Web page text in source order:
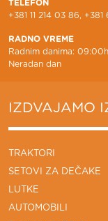
TELEFON
+381 11 214 03 86,
RADNO VREME
Radnim danima:
Neradan dan
IZDVAJAMO
TRAKTORI
SETOVI ZA DEČAKE
LUTKE
AUTOMOBILI